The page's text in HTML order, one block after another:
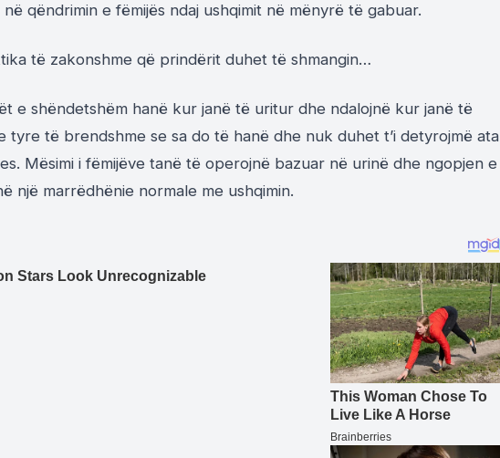
qëndrimin e fëmijës ndaj ushqimit në mënyrë të gabuar.
të zakonshme që prindërit duhet të shmangin…
e shëndetshëm hanë kur janë të uritur dhe ndalojnë kur janë të
tyre të brendshme se sa do të hanë dhe nuk duhet t’i detyrojmë ata
Mësimi i fëmijëve tanë të operojnë bazuar në urinë dhe ngopjen e
një marrëdhënie normale me ushqimin.